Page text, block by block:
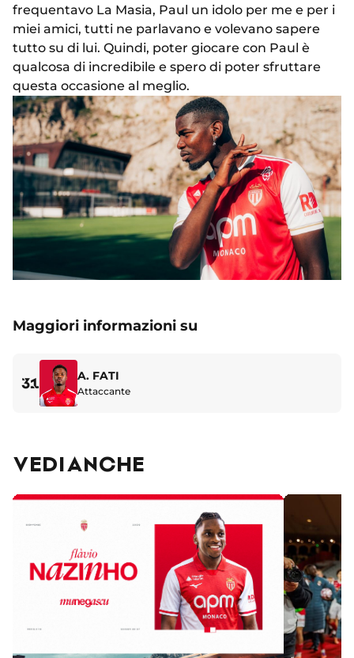
frequentavo La Masia, Paul un idolo per me e per i
miei amici, tutti ne parlavano e volevano sapere
tutto su di lui. Quindi, poter giocare con Paul è
qualcosa di incredibile e spero di poter sfruttare
questa occasione al meglio.
Maggiori informazioni su
31 A. FATI
Attaccante
VEDI ANCHE